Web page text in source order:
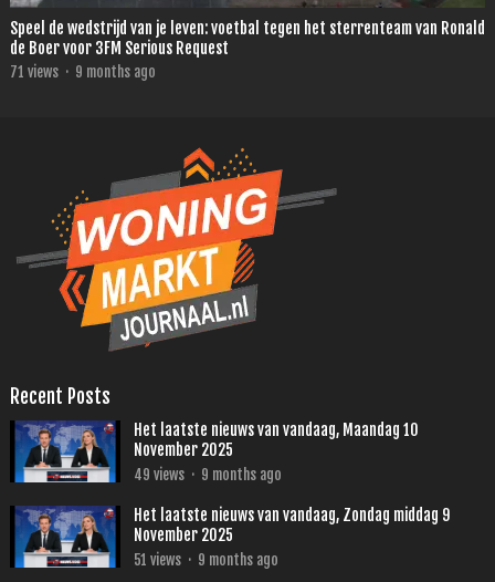
Speel de wedstrijd van je leven: voetbal tegen het sterrenteam van Ronald
de Boer voor 3FM Serious Request
71 views · 9 months ago
Recent Posts
Het laatste nieuws van vandaag, Maandag 10
November 2025
49 views · 9 months ago
Het laatste nieuws van vandaag, Zondag middag 9
November 2025
51 views · 9 months ago